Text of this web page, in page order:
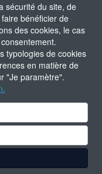
sécurité du site, de
bénéficier de
des cookies, le cas
typologies de cookies
en matière de
"Je paramètre".